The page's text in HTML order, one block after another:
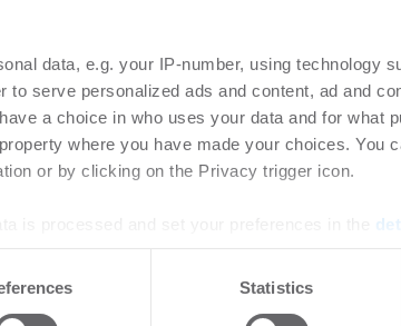
data, e.g. your IP-number, using technology
serve personalized ads and content, ad and
a choice in who uses your data and for what
where you have made your choices. You
or by clicking on the Privacy trigger icon.
ads, to provide social media features and to
Statistics
den ...
Ingeborg-
Bewerbung bis 2.
Schirmherrin
08.07.2026
Login für den ganzen Artikel
MÖHRLE HAPP